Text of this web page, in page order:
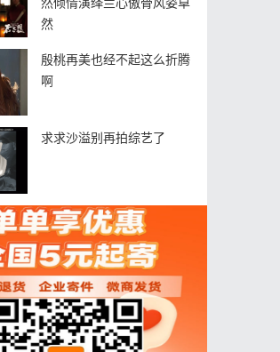
然
殷桃再美也经不起这么折腾
啊
求求沙溢别再拍综艺了